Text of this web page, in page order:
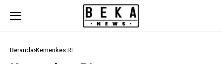
Beranda Kemenkes RI